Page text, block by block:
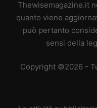
Thewisemagazine.it
quanto viene
può pertanto
sensi della
Copyright ©2026 -